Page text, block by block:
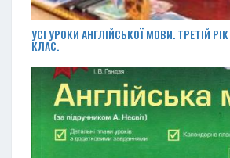
УСІ УРОКИ АНГЛІЙСЬКОЇ МОВИ. ТРЕТІЙ
КЛАС.